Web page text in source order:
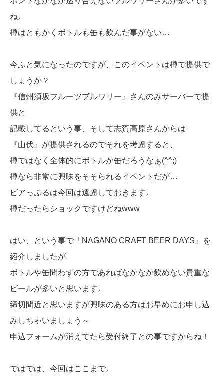
ね。
樽はともかくボトルも缶も飲んだ事がない…
今ふと気になったのですが、このイベントは樽で提供で
しょうか？
『信州須坂フルーツブルワリー』さんのみサーバーで提
供と
記載してるという事、そして志賀高原さんからは
『山伏』が提供されるのでそれを考慮すると、
樽ではなく全体的にボトルか缶だろうなぁ(^^;)
樽なら非常に興味をそそられるイベントだが…
ビアっぷるは今回は遠慮しておきます。
樽だったらショックですけどねwww
はい、という事で「NAGANO CRAFT BEER DAYS』を
紹介しましたが
ボトルや缶問わずの方であればなかなか飲めない貴重な
ビールが多いと思います。
締切間近と思いますが興味のある方はお早めにお申し込
みしちゃいましょう～
申込フォームが消えてたら受付終了との事ですからね！
ではでは、今回はここまで。